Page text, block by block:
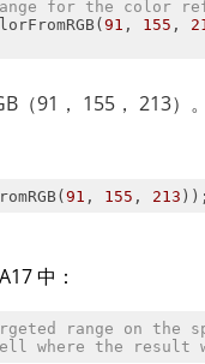
for the color
91 , 155 ,
（91， 155， 213）
91 , 155 , 213 ));
中：
range on the
where the result